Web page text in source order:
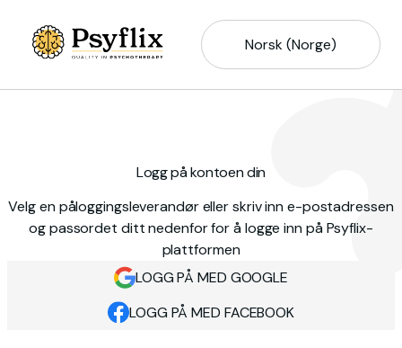
Norsk (Norge)
Logg på kontoen din
Velg en påloggingsleverandør eller skriv inn e-postadressen
og passordet ditt nedenfor for å logge inn på Psyflix-
plattformen
LOGG PÅ MED GOOGLE
LOGG PÅ MED FACEBOOK